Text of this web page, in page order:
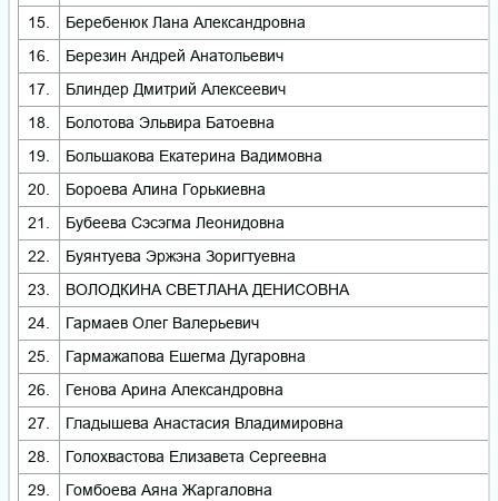
15.
Беребенюк Лана Александровна
16.
Березин Андрей Анатольевич
17.
Блиндер Дмитрий Алексеевич
18.
Болотова Эльвира Батоевна
19.
Большакова Екатерина Вадимовна
20.
Бороева Алина Горькиевна
21.
Бубеева Сэсэгма Леонидовна
22.
Буянтуева Эржэна Зоригтуевна
23.
ВОЛОДКИНА СВЕТЛАНА ДЕНИСОВНА
24.
Гармаев Олег Валерьевич
25.
Гармажапова Ешегма Дугаровна
26.
Генова Арина Александровна
27.
Гладышева Анастасия Владимировна
28.
Голохвастова Елизавета Сергеевна
29.
Гомбоева Аяна Жаргаловна